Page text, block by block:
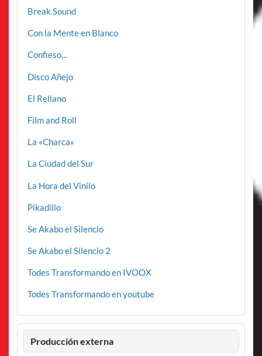
Break Sound
Con la Mente en Blanco
Confieso…
Disco Añejo
El Rellano
Film and Roll
La «Charca»
La Ciudad del Sur
La Hora del Vinilo
Pikadillo
Se Akabo el Silencio
Se Akabo el Silencio 2
Todes Transformando en IVOOX
Todes Transformando en youtube
Producción externa